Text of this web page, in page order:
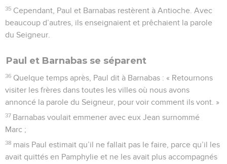
35 Cependant, Paul et Barnabas restèrent à Antioche. Avec
beaucoup d’autres, ils enseignaient et prêchaient la parole
du Seigneur.
Paul et Barnabas se séparent
36 Quelque temps après, Paul dit à Barnabas : « Retournons
visiter les frères dans toutes les villes où nous avons
annoncé la parole du Seigneur, pour voir comment ils vont. »
37 Barnabas voulait emmener avec eux Jean surnommé
Marc ;
38 mais Paul estimait qu’il ne fallait pas le faire, parce qu’il les
avait quittés en Pamphylie et ne les avait plus accompagnés